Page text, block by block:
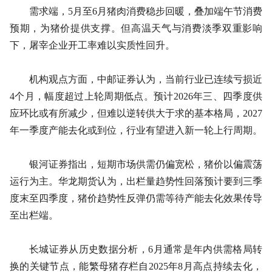
需求端，5月至6月猪肉消费稳步回暖，叠加端午节消费
预期，为猪价提供支撑。但高温天气与消费淡季双重影响
下，屠宰企业开工率难以实质性回升。
机构观点方面，中邮证券认为，当前行业已连续亏损近
4个月，幅度超过上轮周期低点。预计2026年三、四季度供
应环比或有所减少，但难以逆转供大于求的基本格局，2027
年一季度产能去化或到位，行业有望进入新一轮上行周期。
银河证券指出，短期市场供需仍偏宽松，猪价以偏震荡
运行为主。华龙期货认为，出栏量趋势性回落预计要到三季
度末至四季度，猪价趋势性反弹仍需等待产能去化效果传导
至出栏端。
长城证券从历史数据分析，6月通常是年内供需格局转
换的关键节点，能繁母猪存栏自2025年8月高点持续去化，